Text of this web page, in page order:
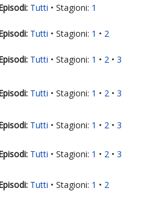
Tutti Stagioni: 1
Tutti Stagioni: 1 2
Tutti Stagioni: 1 2
3
Tutti Stagioni: 1 2
3
Tutti Stagioni: 1 2
3
Tutti Stagioni: 1 2
3
Tutti Stagioni: 1
2